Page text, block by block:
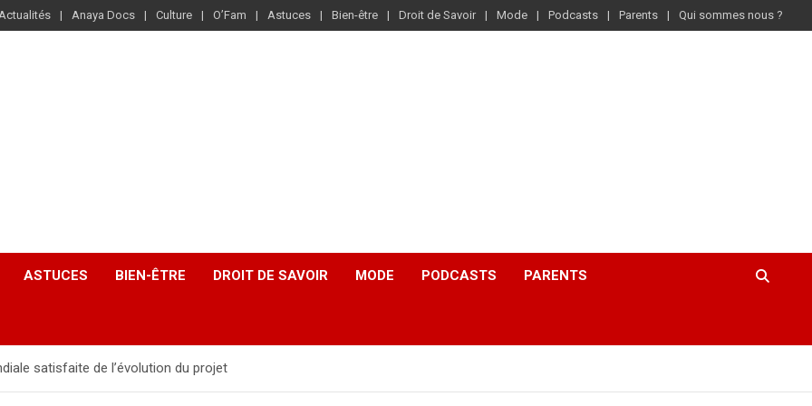
Anaya Docs Culture O’Fam Astuces Bien-être Droit de Savoir Mode Podcasts Parents Qui sommes nous ?
ASTUCES BIEN-ÊTRE DROIT DE SAVOIR MODE PODCASTS PARENTS
satisfaite de l’évolution du projet